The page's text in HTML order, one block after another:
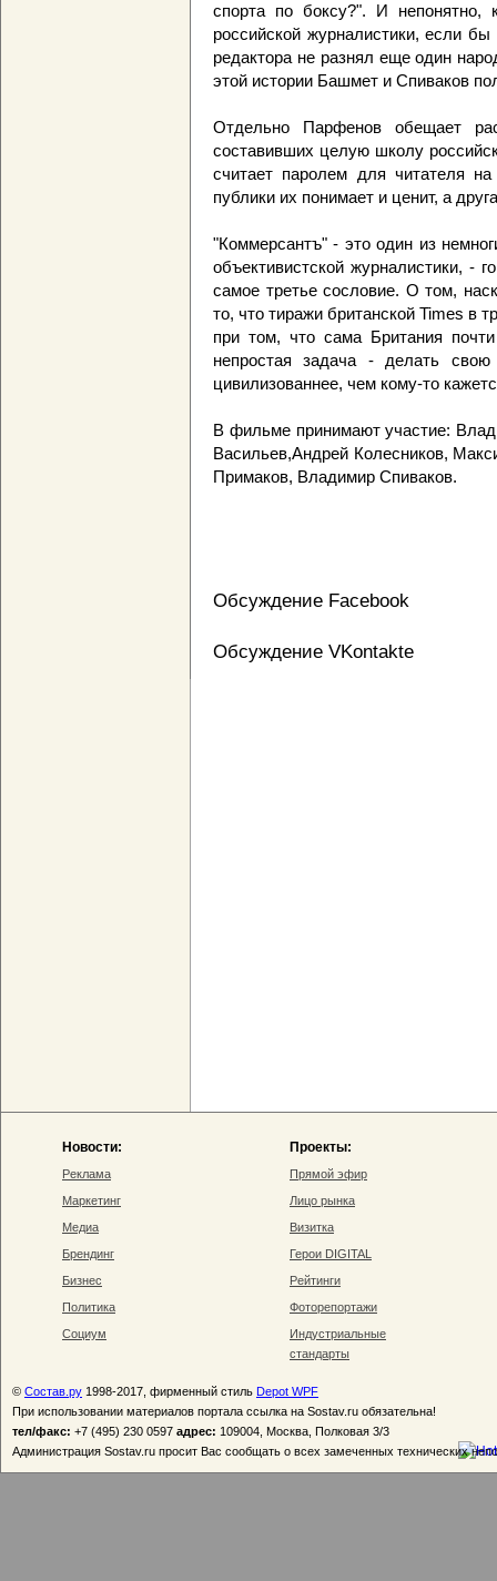
спорта по боксу?". И непонятно,
российской журналистики, если
редактора не разнял еще один
этой истории Башмет и Спиваков
Отдельно Парфенов обещает
составивших целую школу
считает паролем для читателя
публики их понимает и ценит, а
"Коммерсантъ" - это один из
объективистской журналистики, -
самое третье сословие. О том,
то, что тиражи британской Times в
при том, что сама Британия
непростая задача - делать
цивилизованнее, чем кому-то
В фильме принимают участие:
Васильев,Андрей Колесников,
Примаков, Владимир Спиваков.
Обсуждение Facebook
Обсуждение VKontakte
Новости:
Реклама
Маркетинг
Медиа
Брендинг
Бизнес
Политика
Социум
Проекты:
Прямой эфир
Лицо рынка
Визитка
Герои DIGITAL
Рейтинги
Фоторепортажи
Индустриальные
стандарты
© Состав.ру 1998-2017, фирменный стиль Depot WPF
При использовании материалов портала ссылка на Sostav.ru обязательна!
тел/факс: +7 (495) 230 0597 адрес: 109004, Москва, Полковая 3/3
Администрация Sostav.ru просит Вас сообщать о всех замеченных технических